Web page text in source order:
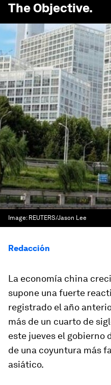
The Objective.
Image: REUTERS/Jason Lee
Redacción
La economía china
supone una fuerte
registrado el año
más de un cuarto de
este jueves el gobierno
de una coyuntura más
asiático.